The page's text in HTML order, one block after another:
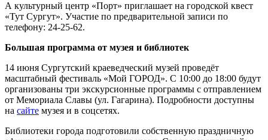
А культурный центр «Порт» приглашает на городской квест
«Тут Сургут». Участие по предварительной записи по
телефону: 24-25-62.
Большая программа от музея и библиотек
14 июня Сургутский краеведческий музей проведёт
масштабный фестиваль «Мой ГОРОД». С 10:00 до 18:00 будут
организованы три экскурсионные программы с отправлением
от Мемориала Славы (ул. Гагарина). Подробности доступны
на сайте музея и в соцсетях.
Библиотеки города подготовили собственную праздничную